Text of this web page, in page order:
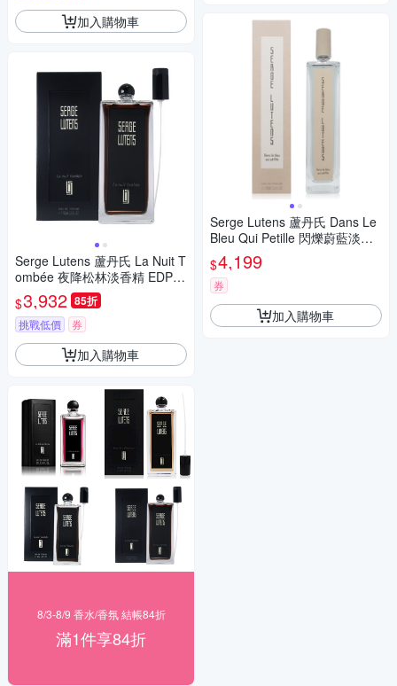
加入購物車
Serge Lutens 蘆丹氏 La Nuit T
ombée 夜降松林淡香精 EDP 1
00ml 平行輸入
$3,932 85折
挑戰低價 券
加入購物車
8/3-8/9 香水/香氛 結帳84折
滿1件享84折
Serge Lutens 蘆丹氏 Dans Le
Bleu Qui Petille 閃爍蔚藍淡香
精 EDP 100ml (平行輸入)
$4,199
券
加入購物車